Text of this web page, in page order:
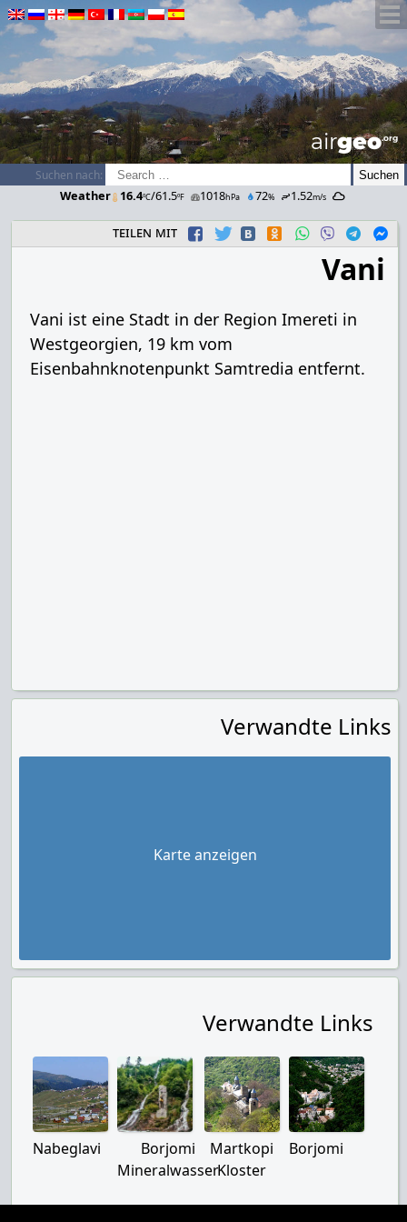
airGEO.oRg
Suchen nach:
Weather 16.4ºC/61.5ºF 1018hPa 72% 1.52m/s
teilen mit
Vani
Vani ist eine Stadt in der Region Imereti in
Westgeorgien, 19 km vom
Eisenbahnknotenpunkt Samtredia entfernt.
Verwandte Links
Karte anzeigen
Verwandte Links
Nabeglavi
Borjomi
Mineralwasser
Martkopi
Kloster
Borjomi